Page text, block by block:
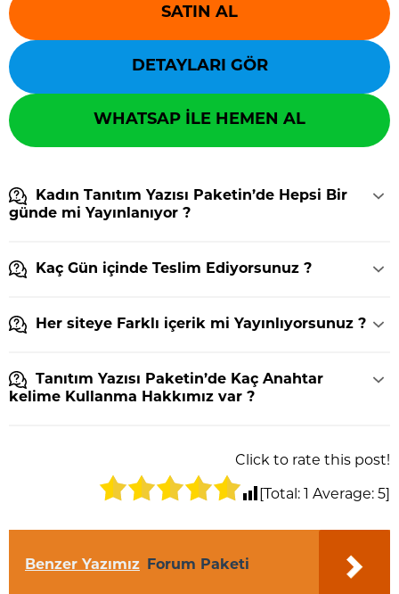
SATIN AL
DETAYLARI GÖR
WHATSAP İLE HEMEN AL
Kadın Tanıtım Yazısı Paketin’de Hepsi Bir
günde mi Yayınlanıyor ?
Kaç Gün içinde Teslim Ediyorsunuz ?
Her siteye Farklı içerik mi Yayınlıyorsunuz ?
Tanıtım Yazısı Paketin’de Kaç Anahtar
kelime Kullanma Hakkımız var ?
Click to rate this post!
[Total: Average: 5
Benzer Yazımız Forum Paketi